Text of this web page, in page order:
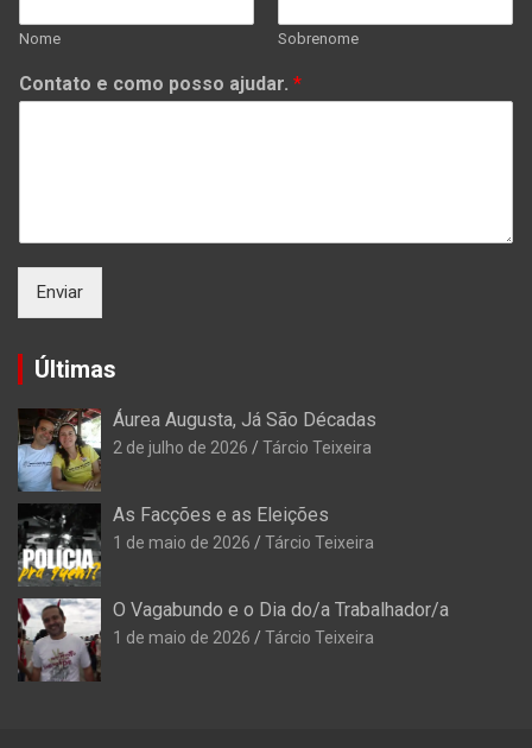
Nome Sobrenome
Contato e como posso ajudar. *
Enviar
Últimas
Áurea Augusta, Já São Décadas
2 de julho de 2026 Tárcio Teixeira
As Facções e as Eleições
1 de maio de 2026 Tárcio Teixeira
O Vagabundo e o Dia do/a Trabalhador/a
1 de maio de 2026 Tárcio Teixeira